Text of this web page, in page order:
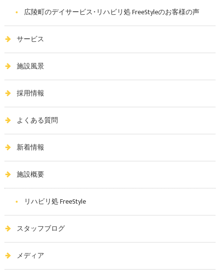
広陵町のデイサービス･リハビリ処 FreeStyleのお客様の声
サービス
施設風景
採用情報
よくある質問
新着情報
施設概要
リハビリ処 FreeStyle
スタッフブログ
メディア